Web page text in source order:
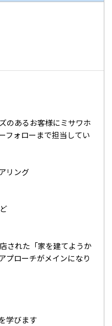
のあるお客様にミサワホ
フォローまで担当してい
リング
された「家を建てようか
プローチがメインになり
学びます